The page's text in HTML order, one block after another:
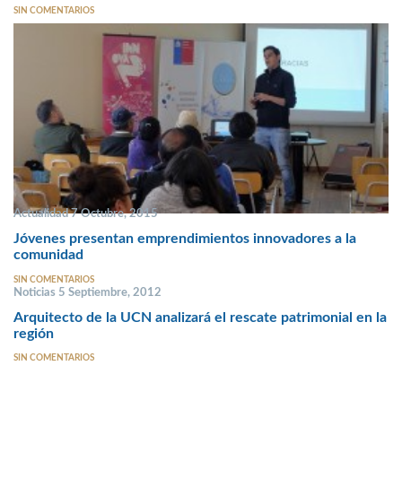
SIN COMENTARIOS
Actualidad 7 Octubre, 2015
Jóvenes presentan emprendimientos innovadores a la
comunidad
SIN COMENTARIOS
Noticias 5 Septiembre, 2012
Arquitecto de la UCN analizará el rescate patrimonial en la
región
SIN COMENTARIOS